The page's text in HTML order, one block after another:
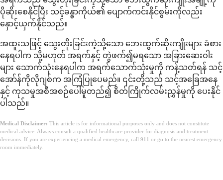
ပိုဆိုးစေနိုင်ပြီး သင့်ခန္ဓာကိုယ်၏ ပျောက်ကင်းနိုင်စွမ်းကိုလည်း
နှောင့်ယှက်နိုင်သည်။
အထူးသဖြင့် သွေးတိုးခြင်းကဲ့သို့သော ဘေးထွက်ဆိုးကျိုးများ ခံစား
နေရပါက သို့မဟုတ် အရက်နှင့် တွဲဖက်၍မရသော အခြားဆေးဝါး
များ သောက်သုံးနေရပါက အရက်သောက်သုံးမှုကို ကန့်သတ်ရန် သင့်
အော်န်ကိုလိုဂျစ်က အကြံပြုပေမည်။ ၎င်းတို့သည် သင့်အခြေအနေ
နှင့် ကုသမှုအစီအစဉ်ပေါ်မူတည်၍ စိတ်ကြိုက်လမ်းညွှန်မှုကို ပေးနိုင်
ပါသည်။
Medical Disclaimer: This article is for informational purposes only and does not constitute
medical advice. Always consult a qualified healthcare provider for diagnosis and treatment
decisions. If you are experiencing a medical emergency, call 911 or go to the nearest emergency
room immediately.